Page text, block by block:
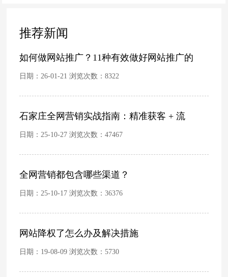
推荐新闻
如何做网站推广？11种有效做好网站推广的
日期：26-01-21 浏览次数：8322
石家庄全网营销实战指南：精准获客 + 流
日期：25-10-27 浏览次数：47467
全网营销都包含哪些渠道？
日期：25-10-17 浏览次数：36376
网站降权了怎么办及解决措施
日期：19-08-09 浏览次数：5730